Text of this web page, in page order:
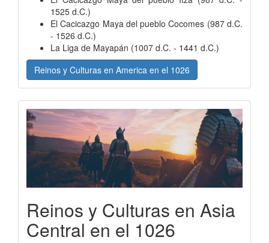
1525 d.C.)
El Cacicazgo Maya del pueblo Cocomes (987 d.C.
- 1526 d.C.)
La Liga de Mayapán (1007 d.C. - 1441 d.C.)
Reinos y Culturas en America en el 1026
Reinos y Culturas en Asia
Central en el 1026